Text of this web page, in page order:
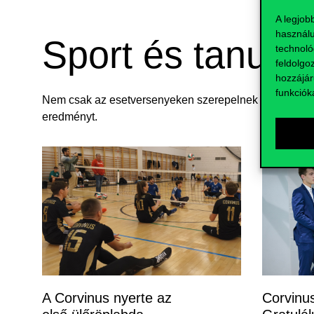
A
amelyek
Sport és
Nem csak az esetversenyeken szerepelnek
eredményt.
A Corvinus nyerte az